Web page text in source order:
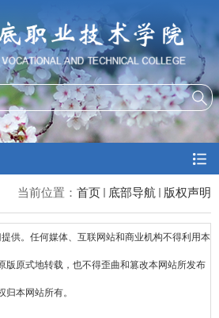
当前位置： 首页 底部导航 版权声明
供。 任何媒体、互联网站和商业机构不得利用本
版原式地转载，也不得歪曲和篡改本网站所发布
归本网站所有。